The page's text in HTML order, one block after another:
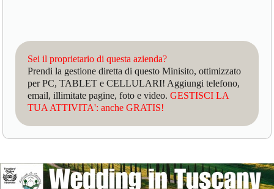
Sei il proprietario di questa azienda?
Prendi la gestione diretta di questo Minisito, ottimizzato
per PC, TABLET e CELLULARI! Aggiungi telefono,
email, illimitate pagine, foto e video.GESTISCI LA
TUA ATTIVITA': anche GRATIS!